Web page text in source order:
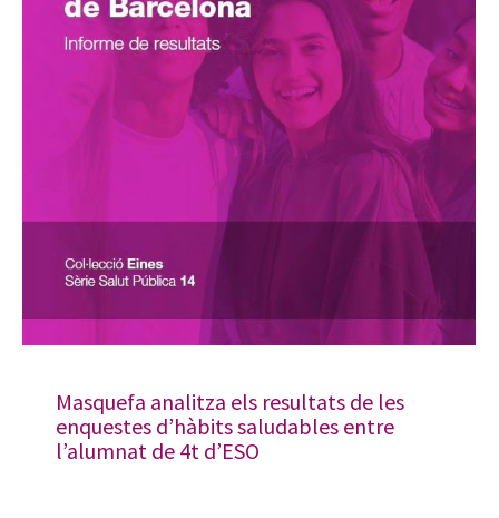
Masquefa analitza els resultats de les
enquestes d’hàbits saludables entre
l’alumnat de 4t d’ESO